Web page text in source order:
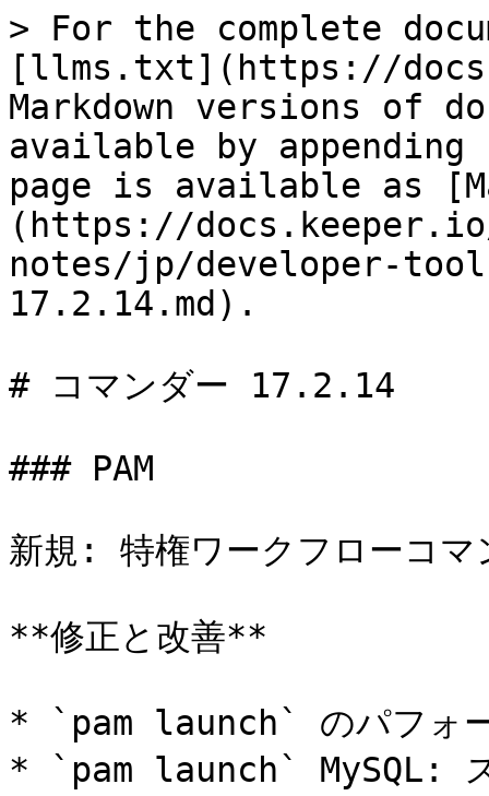
> For the complete
[llms.txt](https://
Markdown versions of
available by
page is available as
(https://
notes/jp/developer-
17.2.14.md).
# コマンダー 17.2.14
### PAM
新規: 特権ワークフローコマ
**修正と改善**
* `pam launch` のパフォー
* `pam launch` MySQL: ス